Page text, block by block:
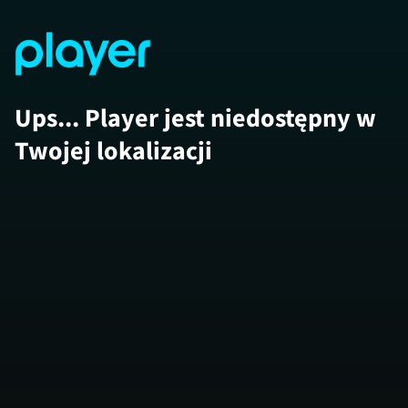
Ups... Player jest niedostępny w
Twojej lokalizacji